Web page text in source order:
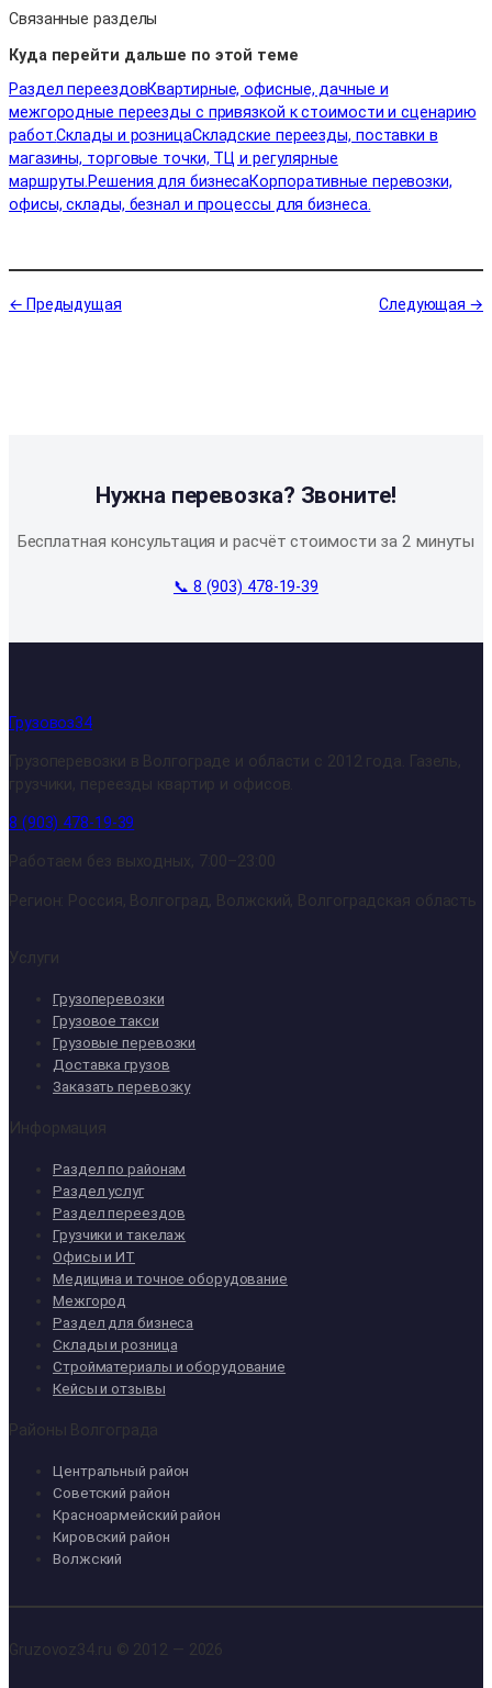
Связанные разделы
Куда перейти дальше по этой теме
Раздел переездовКвартирные, офисные, дачные и
межгородные переезды с привязкой к стоимости и сценарию
работ.Склады и розницаСкладские переезды, поставки в
магазины, торговые точки, ТЦ и регулярные
маршруты.Решения для бизнесаКорпоративные перевозки,
офисы, склады, безнал и процессы для бизнеса.
← Предыдущая Следующая →
Нужна перевозка? Звоните!
Бесплатная консультация и расчёт стоимости за 2 минуты
📞 8 (903) 478-19-39
Грузовоз34
Грузоперевозки в Волгограде и области с 2012 года. Газель,
грузчики, переезды квартир и офисов.
8 (903) 478-19-39
Работаем без выходных, 7:00–23:00
Регион: Россия, Волгоград, Волжский, Волгоградская область
Услуги
Грузоперевозки
Грузовое такси
Грузовые перевозки
Доставка грузов
Заказать перевозку
Информация
Раздел по районам
Раздел услуг
Раздел переездов
Грузчики и такелаж
Офисы и ИТ
Медицина и точное оборудование
Межгород
Раздел для бизнеса
Склады и розница
Стройматериалы и оборудование
Кейсы и отзывы
Районы Волгограда
Центральный район
Советский район
Красноармейский район
Кировский район
Волжский
Gruzovoz34.ru © 2012 — 2026